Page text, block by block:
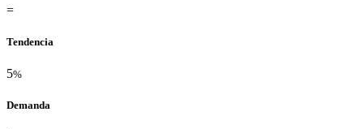
=
Tendencia
5%
Demanda